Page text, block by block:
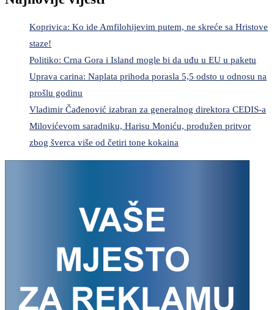
Koprivica: Ko ide Amfilohijevim putem, ne skreće sa Hristove
staze!
Politiko: Crna Gora i Island mogle bi da uđu u EU u paketu
Uprava carina: Naplata prihoda porasla 5,5 odsto u odnosu na
prošlu godinu
Vladimir Čađenović izabran za generalnog direktora CEDIS-a
Milovićevom saradniku, Harisu Moniću, produžen pritvor
zbog šverca više od četiri tone kokaina